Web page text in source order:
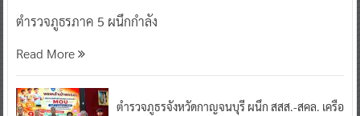
ตำรวจภูธรภาค 5 ผนึกกำลัง
Read More
ตำรวจภูธรจังหวัดกาญจนบุรี ผนึก สสส.-สคล. เครือ